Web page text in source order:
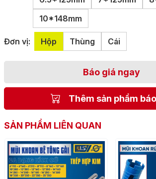
10*148mm
Đơn vị: Hộp Thùng Cái
Báo giá ngay
Thêm sản phẩm
SẢN PHẨM LIÊN QUAN